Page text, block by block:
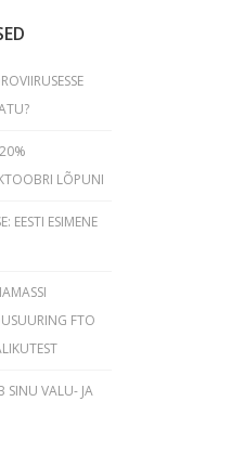
LÕPUNI
EESTI ESIMENE
FTO
SINU VALU- JA